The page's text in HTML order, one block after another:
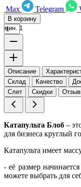
Max
Telegram
В корзину
мин. 1
Описание
Склад
Качество
Слет
Скидки
Катапульта Блоб –
для бизнеса круглый
Катапульта имеет
- её размер
можете выбрать для